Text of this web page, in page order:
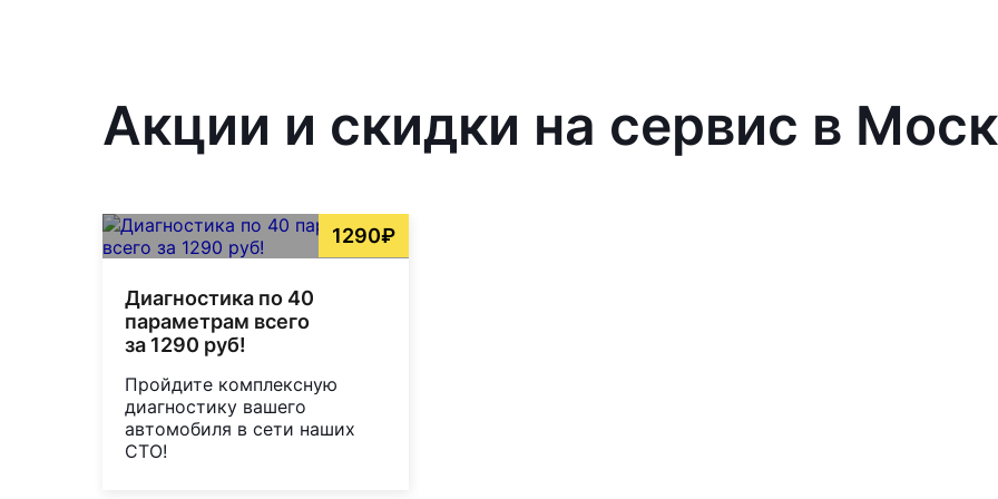
Акции и скидки на сервис в
1290₽
Диагностика по 40
параметрам всего
за 1290 руб!
Пройдите комплексную
диагностику вашего
автомобиля в сети наших
СТО!